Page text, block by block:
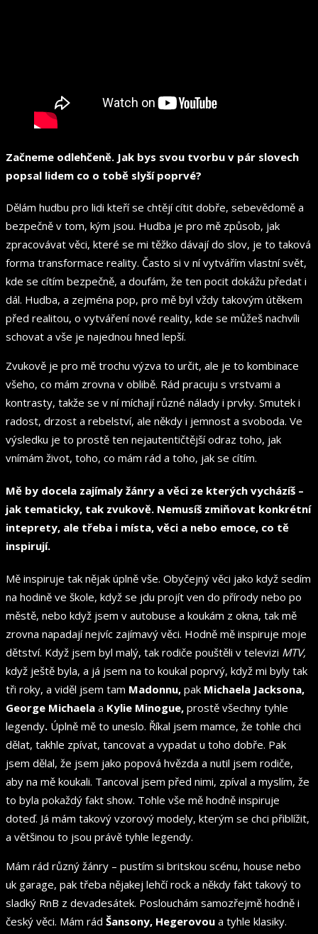
Začneme odlehčeně. Jak bys svou tvorbu v pár slovech
popsal lidem co o tobě slyší poprvé?
Dělám hudbu pro lidi kteří se chtějí cítit dobře, sebevědomě a
bezpečně v tom, kým jsou. Hudba je pro mě způsob, jak
zpracovávat věci, které se mi těžko dávají do slov, je to taková
forma transformace reality. Často si v ní vytvářím vlastní svět,
kde se cítím bezpečně, a doufám, že ten pocit dokážu předat i
dál. Hudba, a zejména pop, pro mě byl vždy takovým útěkem
před realitou, o vytváření nové reality, kde se můžeš nachvíli
schovat a vše je najednou hned lepší.
Zvukově je pro mě trochu výzva to určit, ale je to kombinace
všeho, co mám zrovna v oblibě. Rád pracuju s vrstvami a
kontrasty, takže se v ní míchají různé nálady i prvky. Smutek i
radost, drzost a rebelství, ale někdy i jemnost a svoboda. Ve
výsledku je to prostě ten nejautentičtější odraz toho, jak
vnímám život, toho, co mám rád a toho, jak se cítím.
Mě by docela zajímaly žánry a věci ze kterých vycházíš –
jak tematicky, tak zvukově. Nemusíš zmiňovat konkrétní
inteprety, ale třeba i místa, věci a nebo emoce, co tě
inspirují.
Mě inspiruje tak nějak úplně vše. Obyčejný věci jako když sedím
na hodině ve škole, když se jdu projít ven do přírody nebo po
městě, nebo když jsem v autobuse a koukám z okna, tak mě
zrovna napadají nejvíc zajímavý věci. Hodně mě inspiruje moje
dětství. Když jsem byl malý, tak rodiče pouštěli v televizi MTV,
když ještě byla, a já jsem na to koukal poprvý, když mi byly tak
tři roky, a viděl jsem tam Madonnu, pak Michaela Jacksona,
George Michaela a Kylie Minogue, prostě všechny tyhle
legendy. Úplně mě to uneslo. Říkal jsem mamce, že tohle chci
dělat, takhle zpívat, tancovat a vypadat u toho dobře. Pak
jsem dělal, že jsem jako popová hvězda a nutil jsem rodiče,
aby na mě koukali. Tancoval jsem před nimi, zpíval a myslím, že
to byla pokaždý fakt show. Tohle vše mě hodně inspiruje
doteď. Já mám takový vzorový modely, kterým se chci přiblížit,
a většinou to jsou právě tyhle legendy.
Mám rád různý žánry – pustím si britskou scénu, house nebo
uk garage, pak třeba nějakej lehčí rock a někdy fakt takový to
sladký RnB z devadesátek. Poslouchám samozřejmě hodně i
český věci. Mám rád Šansony, Hegerovou a tyhle klasiky.